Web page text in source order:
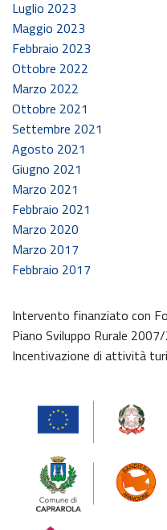
Luglio 2023
Maggio 2023
Febbraio 2023
Ottobre 2022
Marzo 2022
Ottobre 2021
Settembre 2021
Agosto 2021
Giugno 2021
Marzo 2021
Febbraio 2021
Marzo 2020
Marzo 2017
Febbraio 2017
Intervento finanziato con
Piano Sviluppo Rurale
Incentivazione di attività